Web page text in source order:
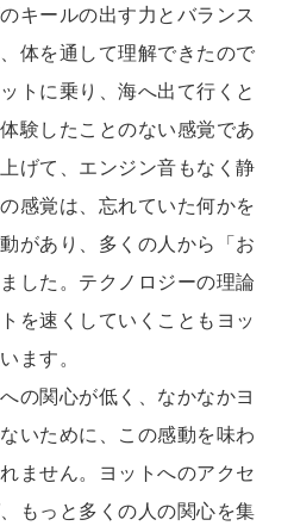
キールの出す力とバランス
体を通して理解できたので
トに乗り、海へ出て行くと
験したことのない感覚であ
げて、エンジン音もなく静
感覚は、忘れていた何かを
があり、多くの人から「お
した。テクノロジーの理論
を速くしていくこともヨッ
ます。
の関心が低く、なかなかヨ
いために、この感動を味わ
ません。ヨットへのアクセ
もっと多くの人の関心を集